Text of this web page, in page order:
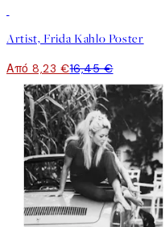
Artist, Frida Kahlo Poster
Από 8,23 €16,45 €